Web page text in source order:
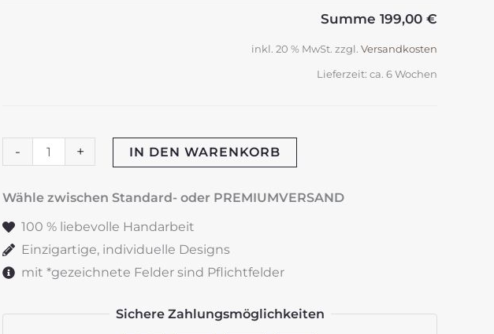
Summe 199,00 €
inkl. 20 % MwSt. zzgl. Versandkosten
Lieferzeit: ca. 6 Wochen
-
Hochzeitskerze
blau
+ IN DEN WARENKORB
Wähle zwischen Standard- oder PREMIUMVERSAND
100 % liebevolle Handarbeit
Einzigartige, individuelle Designs
mit *gezeichnete Felder sind Pflichtfelder
Sichere Zahlungsmöglichkeiten